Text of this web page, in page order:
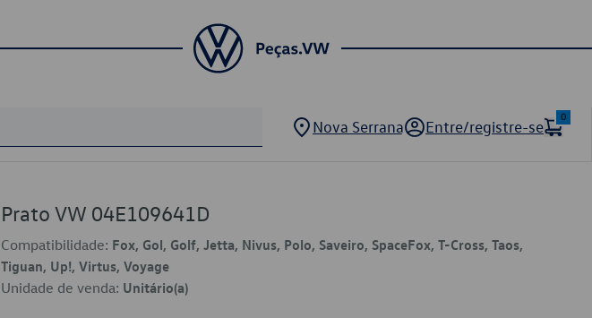
Nova Serrana Entre/registre-se
0
Prato VW 04E109641D
Compatibilidade: Fox, Gol, Golf, Jetta, Nivus, Polo, Saveiro, SpaceFox, T-Cross, Taos,
Tiguan, Up!, Virtus, Voyage
Unidade de venda: Unitário(a)